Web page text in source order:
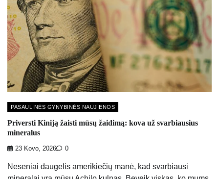
PASAULINĖS GYNYBINĖS NAUJIENOS
Priversti Kiniją žaisti mūsų žaidimą: kova už svarbiausius
mineralus
23 Kovo, 2026 0
Neseniai daugelis amerikiečių manė, kad svarbiausi